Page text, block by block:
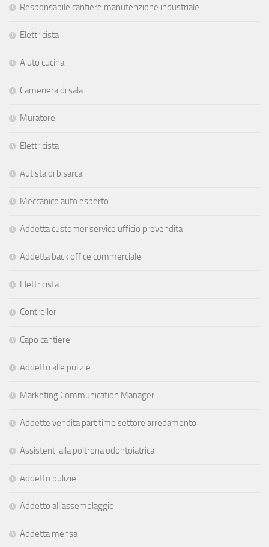
Responsabile cantiere manutenzione industriale
Elettricista
Aiuto cucina
Cameriera di sala
Muratore
Elettricista
Autista di bisarca
Meccanico auto esperto
Addetta customer service ufficio prevendita
Addetta back office commerciale
Elettricista
Controller
Capo cantiere
Addetto alle pulizie
Marketing Communication Manager
Addette vendita part time settore arredamento
Assistenti alla poltrona odontoiatrica
Addetto pulizie
Addetto all’assemblaggio
Addetta mensa